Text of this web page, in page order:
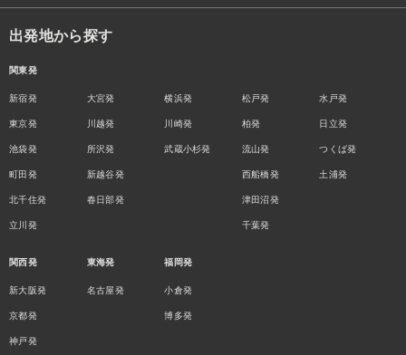
出発地から探す
関東発
新宿発
東京発
池袋発
町田発
北千住発
立川発
大宮発
川越発
所沢発
新越谷発
春日部発
横浜発
川崎発
武蔵小杉発
松戸発
柏発
流山発
西船橋発
津田沼発
千葉発
水戸発
日立発
つくば発
土浦発
関西発
新大阪発
京都発
神戸発
東海発
名古屋発
福岡発
小倉発
博多発